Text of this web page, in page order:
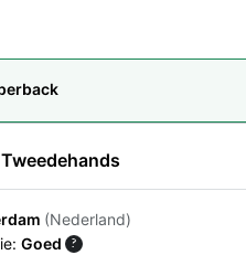
(Nederland)
Goed ?